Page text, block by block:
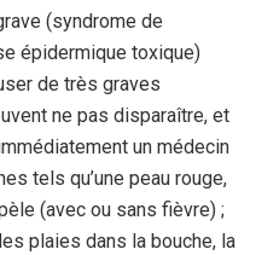
(syndrome de
épidermique toxique)
de très graves
ne pas disparaître, et
un médecin
tels qu’une peau rouge,
(avec ou sans fièvre) ;
plaies dans la bouche, la